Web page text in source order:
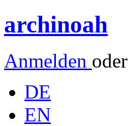
archinoah
Anmelden oder
DE
EN